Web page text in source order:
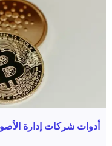
أدوات شركات إدارة